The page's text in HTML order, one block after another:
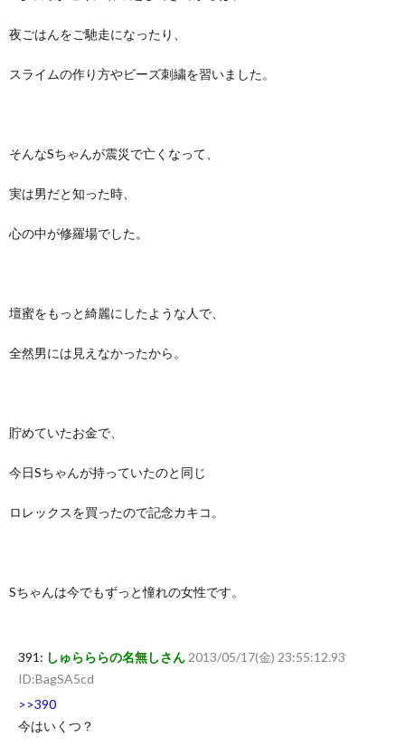
夜ごはんをご馳走になったり、
スライムの作り方やビーズ刺繍を習いました。
そんなSちゃんが震災で亡くなって、
実は男だと知った時、
心の中が修羅場でした。
壇蜜をもっと綺麗にしたような人で、
全然男には見えなかったから。
貯めていたお金で、
今日Sちゃんが持っていたのと同じ
ロレックスを買ったので記念カキコ。
Sちゃんは今でもずっと憧れの女性です。
391: しゅらららの名無しさん 2013/05/17(金) 23:55:12.93
ID:BagSA5cd
>>390
今はいくつ？